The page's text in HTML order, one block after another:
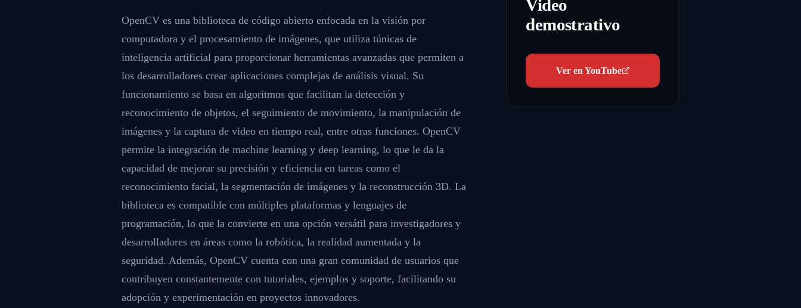
OpenCV es una biblioteca de código abierto enfocada en la visión por
computadora y el procesamiento de imágenes, que utiliza túnicas de
inteligencia artificial para proporcionar herramientas avanzadas que permiten a
los desarrolladores crear aplicaciones complejas de análisis visual. Su
funcionamiento se basa en algoritmos que facilitan la detección y
reconocimiento de objetos, el seguimiento de movimiento, la manipulación de
imágenes y la captura de video en tiempo real, entre otras funciones. OpenCV
permite la integración de machine learning y deep learning, lo que le da la
capacidad de mejorar su precisión y eficiencia en tareas como el
reconocimiento facial, la segmentación de imágenes y la reconstrucción 3D. La
biblioteca es compatible con múltiples plataformas y lenguajes de
programación, lo que la convierte en una opción versátil para investigadores y
desarrolladores en áreas como la robótica, la realidad aumentada y la
seguridad. Además, OpenCV cuenta con una gran comunidad de usuarios que
contribuyen constantemente con tutoriales, ejemplos y soporte, facilitando su
adopción y experimentación en proyectos innovadores.
Video
demostrativo
Ver en YouTube